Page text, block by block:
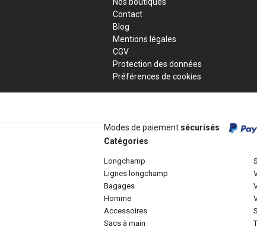
Contact
Blog
Mentions légales
CGV
Protection des données
Préférences de cookies
Modes de paiement sécurisés
Catégories
longchamp
lignes longchamp
bagages
homme
accessoires
sacs à main